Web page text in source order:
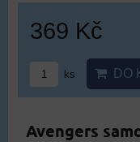
369 Kč
ks DO
Avengers